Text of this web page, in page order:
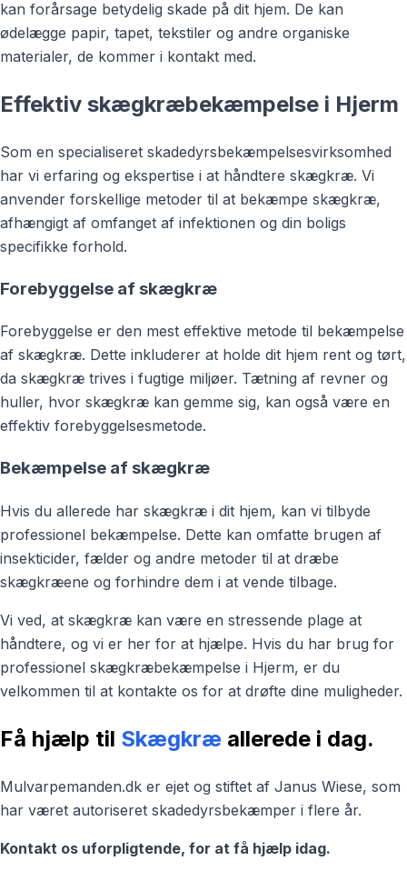
kan forårsage betydelig skade på dit hjem. De kan
ødelægge papir, tapet, tekstiler og andre organiske
materialer, de kommer i kontakt med.
Effektiv skægkræbekæmpelse i Hjerm
Som en specialiseret skadedyrsbekæmpelsesvirksomhed
har vi erfaring og ekspertise i at håndtere skægkræ. Vi
anvender forskellige metoder til at bekæmpe skægkræ,
afhængigt af omfanget af infektionen og din boligs
specifikke forhold.
Forebyggelse af skægkræ
Forebyggelse er den mest effektive metode til bekæmpelse
af skægkræ. Dette inkluderer at holde dit hjem rent og tørt,
da skægkræ trives i fugtige miljøer. Tætning af revner og
huller, hvor skægkræ kan gemme sig, kan også være en
effektiv forebyggelsesmetode.
Bekæmpelse af skægkræ
Hvis du allerede har skægkræ i dit hjem, kan vi tilbyde
professionel bekæmpelse. Dette kan omfatte brugen af
insekticider, fælder og andre metoder til at dræbe
skægkræene og forhindre dem i at vende tilbage.
Vi ved, at skægkræ kan være en stressende plage at
håndtere, og vi er her for at hjælpe. Hvis du har brug for
professionel skægkræbekæmpelse i Hjerm, er du
velkommen til at kontakte os for at drøfte dine muligheder.
Få hjælp til Skægkræ allerede i dag.
Mulvarpemanden.dk er ejet og stiftet af Janus Wiese, som
har været autoriseret skadedyrsbekæmper i flere år.
Kontakt os uforpligtende, for at få hjælp idag.